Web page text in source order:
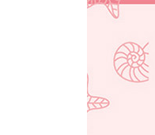
BUY
05 미야코지
PREVIEW
One Fine